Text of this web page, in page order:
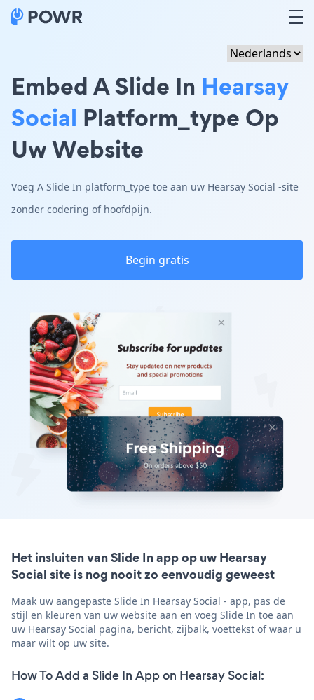
Embed A Slide In Hearsay
Social Platform_type Op
Uw Website
Voeg A Slide In platform_type toe aan uw Hearsay Social -site
zonder codering of hoofdpijn.
Begin gratis
Het insluiten van Slide In app op uw Hearsay
Social site is nog nooit zo eenvoudig geweest
Maak uw aangepaste Slide In Hearsay Social - app, pas de
stijl en kleuren van uw website aan en voeg Slide In toe aan
uw Hearsay Social pagina, bericht, zijbalk, voettekst of waar u
maar wilt op uw site.
How To Add a Slide In App on Hearsay Social: